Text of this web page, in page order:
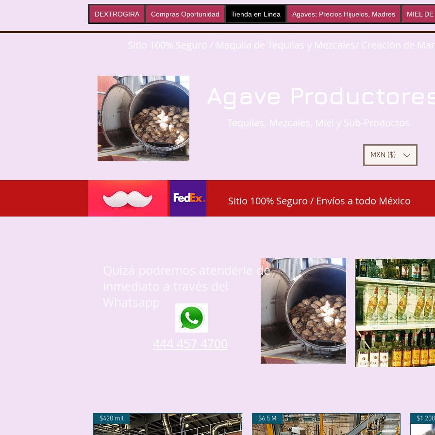
DEXTROGIRA Compras Oportunidad Tienda en Linea Agaves: Precios Hijuelos, Madres MIEL DE
Sitio 100% Seguro / Maquila de Tequilas y Mezcales/ Creación de
Agave
Tequilas, Mezcales, Miel y Sub-Productos
MXN ($)
Sitio 100% Seguro / Envíos a todo México
Quizá podremos atenderle de
inmediato a través del
Whatsapp
444 457 4700
$420 mil $6.5 M